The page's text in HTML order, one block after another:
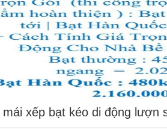
mái xếp bạt kéo di động lượn